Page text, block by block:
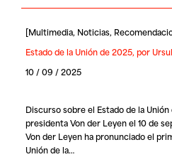
[Multimedia, Noticias,
Estado de la Unión de 2025, por
10 / 09 / 2025
Discurso sobre el Estado de la
presidenta Von der Leyen el 10 de
Von der Leyenha pronunciado el
Unión de la…